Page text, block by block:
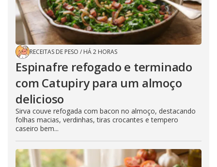
RECEITAS DE PESO / HÁ 2 HORAS
Espinafre refogado e terminado
com Catupiry para um almoço
delicioso
Sirva couve refogada com bacon no almoço, destacando
folhas macias, verdinhas, tiras crocantes e tempero
caseiro bem...